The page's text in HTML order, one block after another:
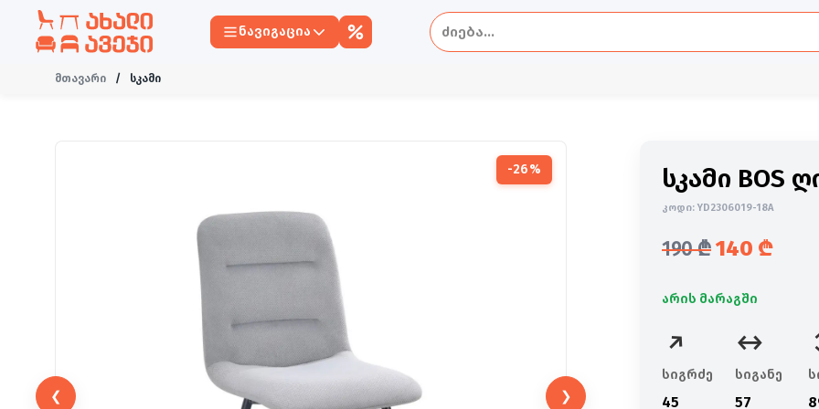
ნავიგაცია
მთავარი / სკამი
-26%
❮ ❯
სკამი BOS
კოდი: YD2306019-18A
190₾
საწყისი ფასი
140 ₾
მიმდინარე
არის მარაგში
სიგრძე
45
სიგანე
57